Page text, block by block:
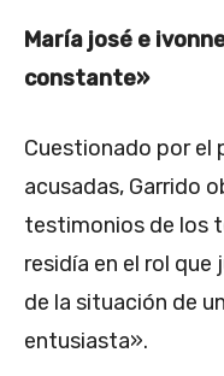
María josé e
constante»
Cuestionado por el
acusadas, Garrido
testimonios de los
residía en el rol
de la situación de
entusiasta».